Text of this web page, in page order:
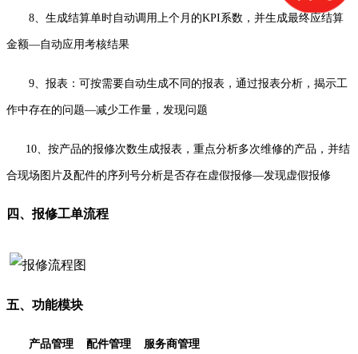
8、生成结算单时自动调用上个月的KPI系数，并生成最终应结算
金额—自动应用考核结果
9、报表：可按需要自动生成不同的报表，通过报表分析，揭示工
作中存在的问题—减少工作量，发现问题
10、按产品的报修次数生成报表，重点分析多次维修的产品，并结
合现场图片及配件的序列号分析是否存在虚假报修—发现虚假报修
四、报修工单流程
五、功能模块
产品管理 配件管理 服务商管理